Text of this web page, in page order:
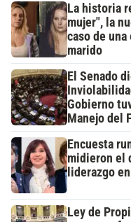
La historia
mujer", la
caso de
marido
El Senado
Gobierno
Manejo del
Encuesta
midieron el
liderazgo
Ley de